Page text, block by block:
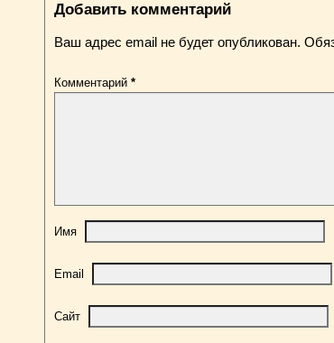
Добавить комментарий
Ваш адрес email не будет опубликован.
Комментарий *
Имя
Email
Сайт